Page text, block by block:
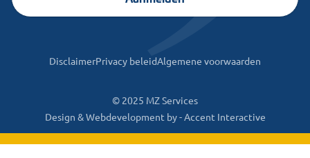
© 2025 MZ Services
Design & Webdevelopment by -Accent Interactive
DisclaimerPrivacy beleidAlgemene voorwaarden